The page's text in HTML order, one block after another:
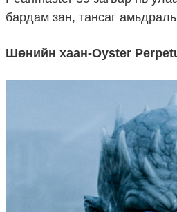
бардам зан, тансаг
Шөнийн хаан-Oyster